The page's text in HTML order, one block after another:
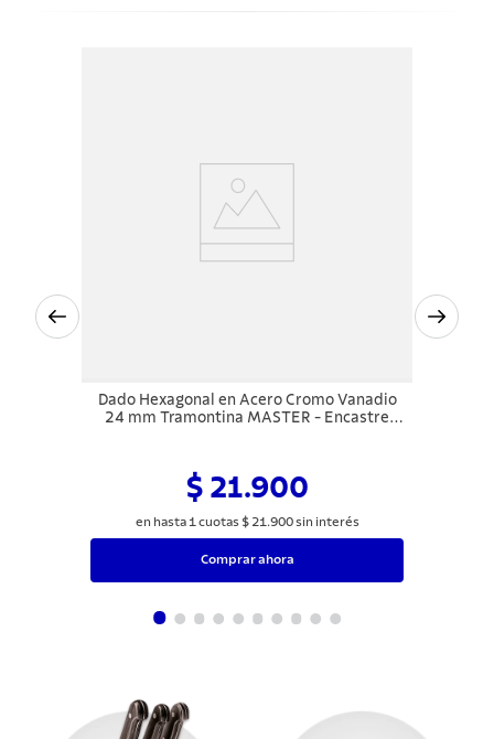
Dado Hexagonal en Acero Cromo Vanadio
24 mm Tramontina MASTER - Encastre
$ 21.900
en hasta 1 cuotas $ 21 .900sin interés
Comprar ahora